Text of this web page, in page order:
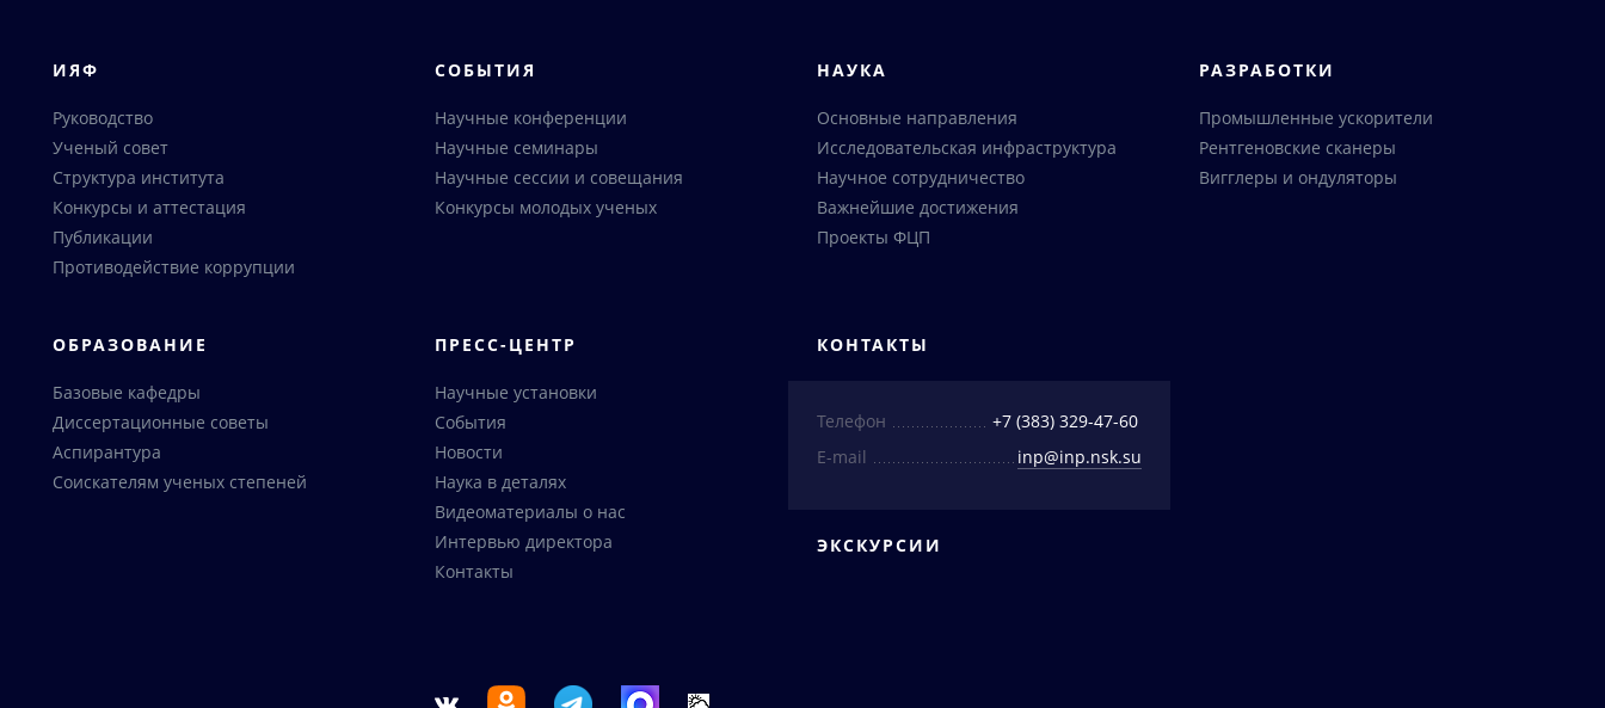
ИЯФ
Руководство
Ученый совет
Структура института
Конкурсы и аттестация
Публикации
Противодействие коррупции
СОБЫТИЯ
Научные конференции
Научные семинары
Научные сессии и совещания
Конкурсы молодых ученых
НАУКА
Основные направления
Исследовательская инфраструктура
Научное сотрудничество
Важнейшие достижения
Проекты ФЦП
РАЗРАБОТКИ
Промышленные ускорители
Рентгеновские сканеры
Вигглеры и ондуляторы
ОБРАЗОВАНИЕ
Базовые кафедры
Диссертационные советы
Аспирантура
Соискателям ученых степеней
ПРЕСС-ЦЕНТР
Научные установки
События
Новости
Наука в деталях
Видеоматериалы о нас
Интервью директора
Контакты
КОНТАКТЫ
Телефон
+7 (383) 329-47-60
E-mail
inp@inp.nsk.su
ЭКСКУРСИИ